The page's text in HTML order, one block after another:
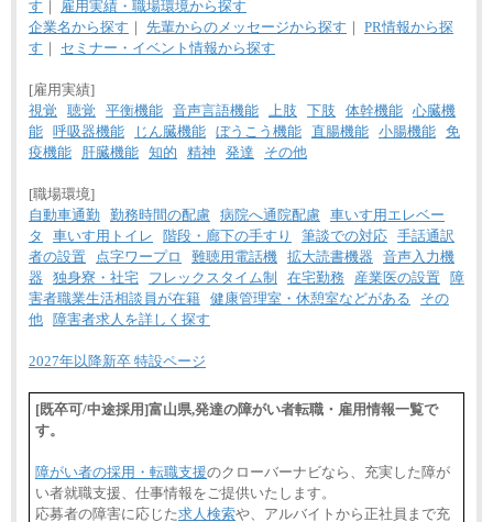
す ｜
雇用実績・職場環境から探す
企業名から探す ｜ 先輩からのメッセージから探す ｜ PR情報から探
す ｜ セミナー・イベント情報から探す
[雇用実績]
視覚
聴覚 平衡機能 音声言語機能 上肢 下肢 体幹機能 心臓機
能 呼吸器機能 じん臓機能 ぼうこう機能 直腸機能 小腸機能 免
疫機能
肝臓機能 知的 精神 発達 その他
[職場環境]
自動車通勤
勤務時間の配慮 病院へ通院配慮 車いす用エレベー
タ
車いす用トイレ 階段・廊下の手すり 筆談での対応 手話通訳
者の設置
点字ワープロ 難聴用電話機 拡大読書機器
音声入力機
器
独身寮・社宅 フレックスタイム制 在宅勤務 産業医の設置
障
害者職業生活相談員が在籍 健康管理室・休憩室などがある
その
他
障害者求人を詳しく探す
2027年以降新卒 特設ページ
[既卒可/中途採用]富山県,発達の障がい者転職・雇用情報一覧で
す。
障がい者の採用・転職支援のクローバーナビなら、充実した障が
い者就職支援、仕事情報をご提供いたします。
応募者の障害に応じた求人検索や、アルバイトから正社員まで充